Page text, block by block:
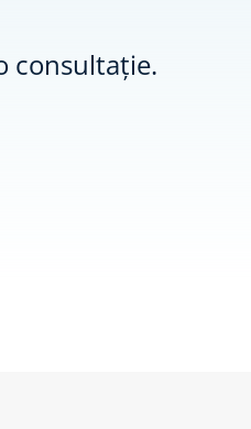
consultație.